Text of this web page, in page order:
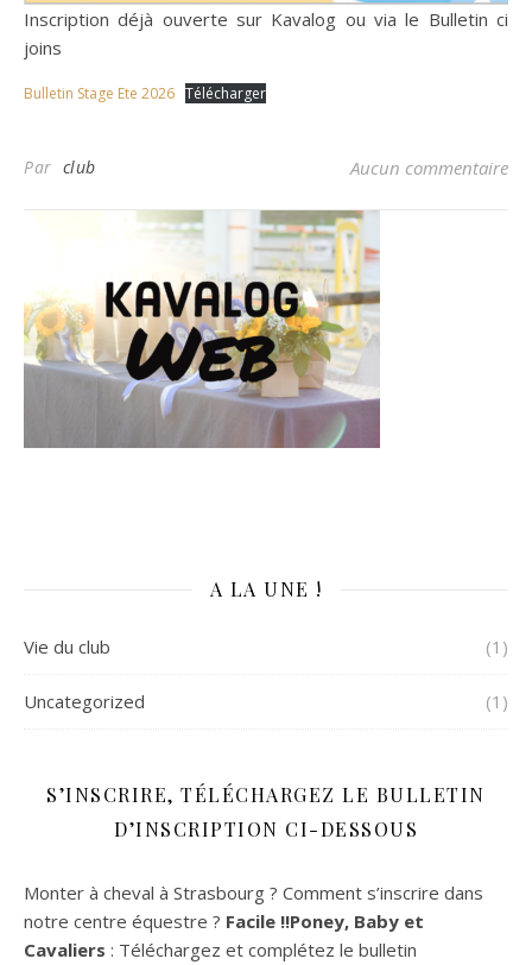
Inscription déjà ouverte sur Kavalog ou via le Bulletin ci
joins
Bulletin Stage Ete 2026 Télécharger
Par club Aucun commentaire
A LA UNE !
Vie du club (1)
Uncategorized (1)
S’INSCRIRE, TÉLÉCHARGEZ LE BULLETIN
D’INSCRIPTION CI-DESSOUS
Monter à cheval à Strasbourg ? Comment s’inscrire dans
notre centre équestre ? Facile !!Poney, Baby et
Cavaliers : Téléchargez et complétez le bulletin